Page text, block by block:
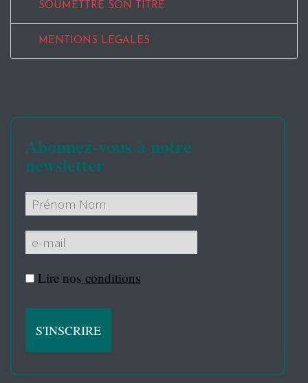
SOUMETTRE SON TITRE
MENTIONS LEGALES
Abonnez-vous à notre
newsletter
Lire nos conditions